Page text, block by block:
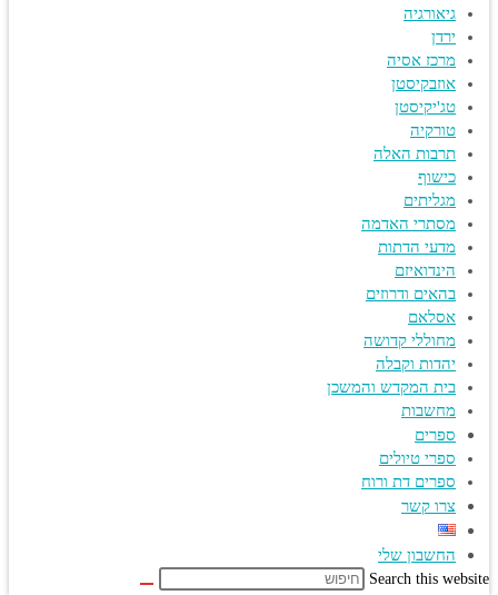
גיאורגיה
ירדן
מרכז אסיה
אוזבקיסטן
טג'יקיסטן
טורקיה
תרבות האלה
כישוף
מגליתים
מסתרי האדמה
מדעי הדתות
הינדואיזם
בהאים ודרוזים
אסלאם
מחוללי קדושה
יהדות וקבלה
בית המקדש והמשכן
מחשבות
ספרים
ספרי טיולים
ספרים דת ורוח
צרו קשר
החשבון שלי
Search this website